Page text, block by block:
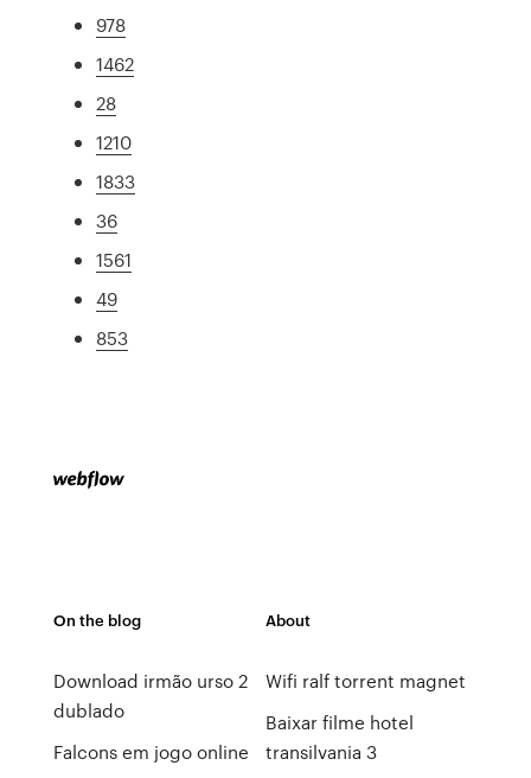
978
1462
28
1210
1833
36
1561
49
853
On the blog
Download irmão urso 2
dublado
Falcons em jogo online
About
Wifi ralf torrent magnet
Baixar filme hotel
transilvania 3